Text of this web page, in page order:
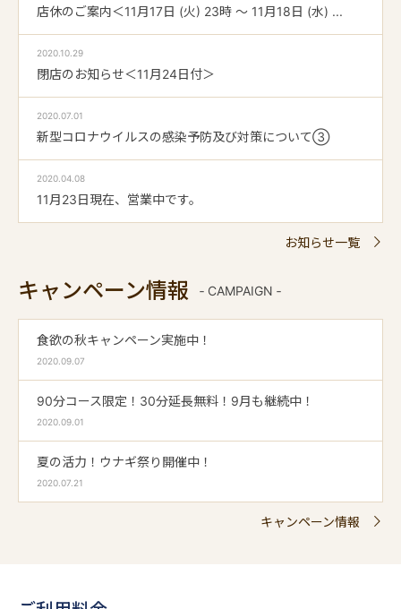
店休のご案内＜11月17日 (火) 23時 ～ 11月18日 (水) ...
2020.10.29
閉店のお知らせ＜11月24日付＞
2020.07.01
新型コロナウイルスの感染予防及び対策について③
2020.04.08
11月23日現在、営業中です。
お知らせ一覧
キャンペーン情報 ‐ CAMPAIGN ‐
食欲の秋キャンペーン実施中！
2020.09.07
90分コース限定！30分延長無料！9月も継続中！
2020.09.01
夏の活力！ウナギ祭り開催中！
2020.07.21
キャンペーン情報